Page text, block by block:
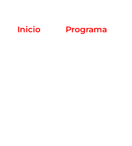
Inicio Programa